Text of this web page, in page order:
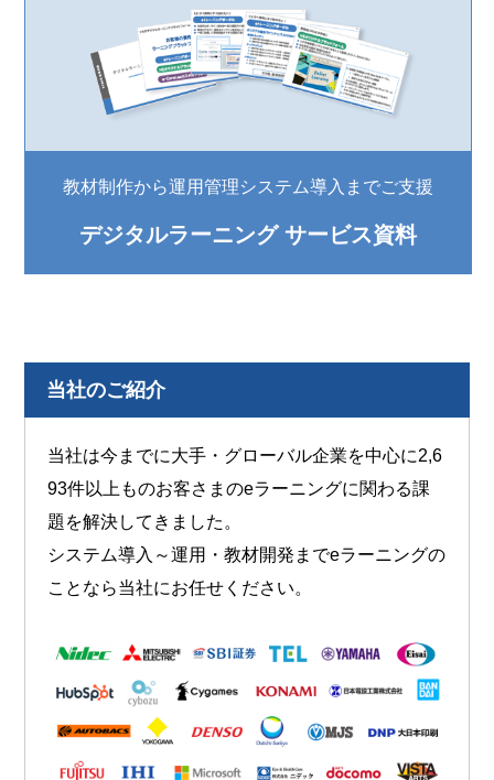
教材制作から運用管理システム導入までご支援
デジタルラーニング サービス資料
当社のご紹介
当社は今までに大手・グローバル企業を中心に2,6
93件以上ものお客さまのeラーニングに関わる課
題を解決してきました。
システム導入～運用・教材開発までeラーニングの
ことなら当社にお任せください。